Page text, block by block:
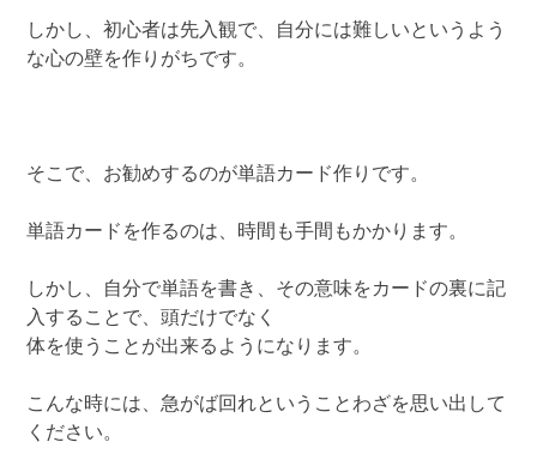
しかし、初心者は先入観で、自分には難しいというよう
な心の壁を作りがちです。
そこで、お勧めするのが単語カード作りです。
単語カードを作るのは、時間も手間もかかります。
しかし、自分で単語を書き、その意味をカードの裏に記
入することで、頭だけでなく
体を使うことが出来るようになります。
こんな時には、急がば回れということわざを思い出して
ください。